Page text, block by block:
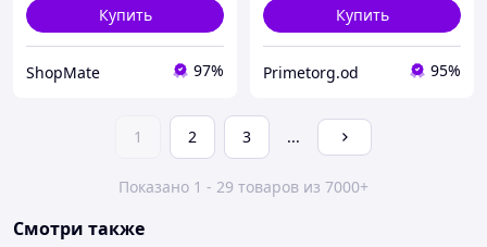
Купить
ShopMate 97%
Купить
Primetorg.od 95%
1 2 3 ...
Показано 1 - 29 товаров из 7000+
Смотри также